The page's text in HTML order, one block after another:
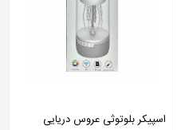
اسپیکر بلوتوثی عروس دریایی